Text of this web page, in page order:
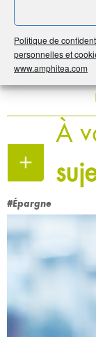
Politique de
personnelles et
www.amphitea.com
À
#Épargne